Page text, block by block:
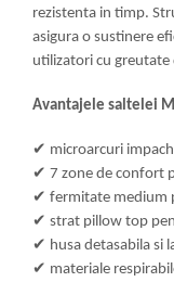
rezistenta in timp.
asigura o sustinere
utilizatori cu greutate
Avantajele saltelei
✔ microarcuri
✔ 7 zone de confort
✔ fermitate medium
✔ strat pillow top
✔ husa detasabila si
✔ materiale